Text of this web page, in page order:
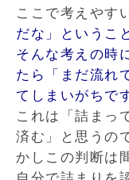
ここで考えやす
だな」というこ
そんな考えの時
たら「まだ流れ
てしまいがちで
これは「詰まっ
済む」と思うの
かしこの判断は